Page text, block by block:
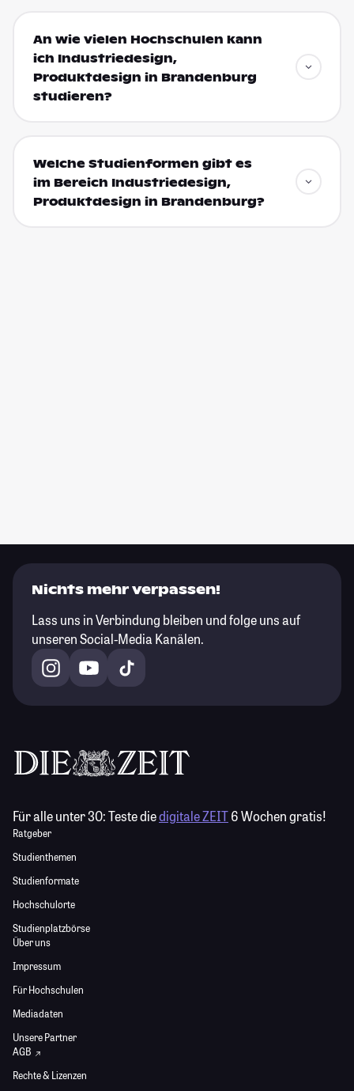
An wie vielen Hochschulen kann
ich Industriedesign,
Produktdesign in Brandenburg
studieren?
Welche Studienformen gibt es
im Bereich Industriedesign,
Produktdesign in Brandenburg?
Nichts mehr verpassen!
Lass uns in Verbindung bleiben und folge uns auf
unseren Social-Media Kanälen.
Für alle unter 30:Teste diedigitale ZEIT6 Wochen gratis!
Ratgeber
Studienthemen
Studienformate
Hochschulorte
Studienplatzbörse
Über uns
Impressum
Für Hochschulen
Mediadaten
Unsere Partner
AGB
Rechte & Lizenzen